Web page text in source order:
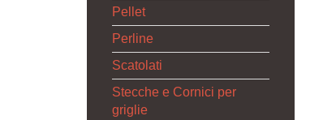
Pellet
Perline
Scatolati
Stecche e Cornici per
griglie